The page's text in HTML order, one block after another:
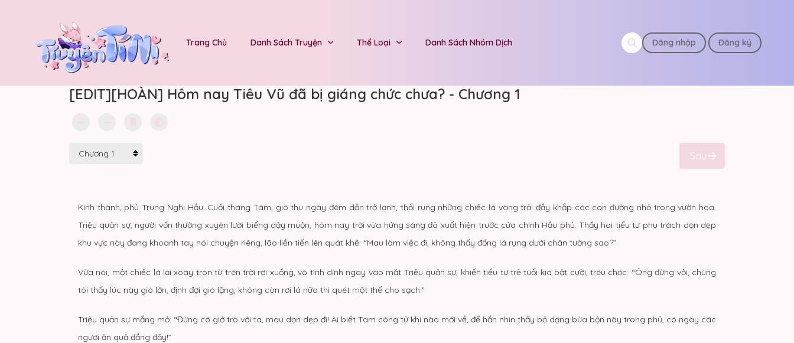
Trang Chủ Danh Sách Truyện Thể Loại Danh Sách Nhóm Dịch Đăng nhập Đăng ký
[EDIT][HOÀN] Hôm nay Tiêu Vũ đã bị giáng chức chưa? - Chương 1
Sau
Kinh thành, phủ Trung Nghị Hầu. Cuối tháng Tám, gió thu ngày đêm dần trở lạnh, thổi rụng những chiếc lá vàng trải đầy khắp các con đường nhỏ trong vườn hoa.
Triệu quản sự, người vốn thường xuyên lười biếng dậy muộn, hôm nay trời vừa hửng sáng đã xuất hiện trước cửa chính Hầu phủ. Thấy hai tiểu tư phụ trách dọn dẹp
khu vực này đang khoanh tay nói chuyện riêng, lão liền tiến lên quát khẽ: “Mau làm việc đi, không thấy đống lá rụng dưới chân tường sao?”
Vừa nói, một chiếc lá lại xoay tròn từ trên trời rơi xuống, vô tình dính ngay vào mặt Triệu quản sự, khiến tiểu tư trẻ tuổi kia bật cười, trêu chọc: “Ông đừng vội, chúng
tôi thấy lúc này gió lớn, định đợi gió lặng, không còn rơi lá nữa thì quét một thể cho sạch.”
Triệu quản sự mắng mỏ: “Đừng có giở trò với ta, mau dọn dẹp đi! Ai biết Tam công tử khi nào mới về, để hắn nhìn thấy bộ dạng bừa bộn này trong phủ, có ngày các
ngươi ăn quả đắng đấy!”